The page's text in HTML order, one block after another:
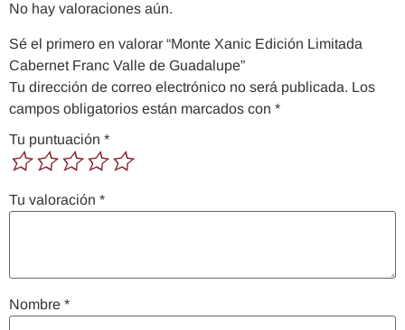
No hay valoraciones aún.
Sé el primero en valorar “Monte Xanic Edición Limitada
Cabernet Franc Valle de Guadalupe”
Tu dirección de correo electrónico no será publicada. Los
campos obligatorios están marcados con *
Tu puntuación *
Tu valoración *
Nombre *